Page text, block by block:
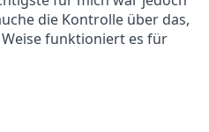
die Kontrolle über das,
funktioniert es für